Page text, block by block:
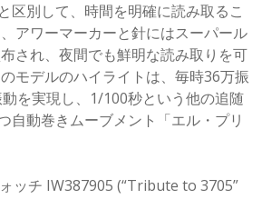
区別して、時間を明確に読み取るこ
アワーマーカーと針にはスーパール
され、夜間でも鮮明な読み取りを可
モデルのハイライトは、毎時36万振
を実現し、1/100秒という他の追随
自動巻きムーブメント「エル・プリ
ッチ IW387905 (“Tribute to 3705”